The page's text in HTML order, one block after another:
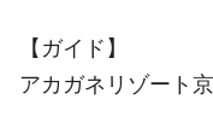
【ガイド】
アカガネリゾート